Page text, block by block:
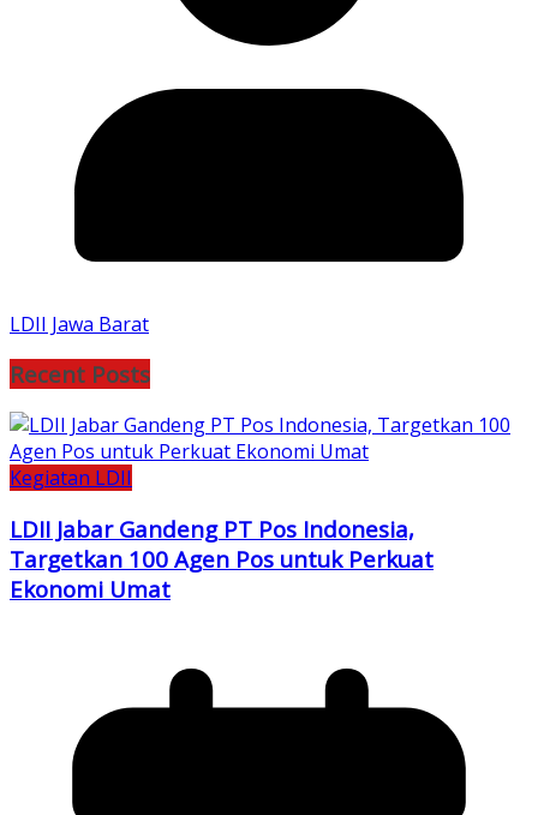
LDII Jawa Barat
Recent Posts
Kegiatan LDII
LDII Jabar Gandeng PT Pos Indonesia,
Targetkan 100 Agen Pos untuk Perkuat
Ekonomi Umat